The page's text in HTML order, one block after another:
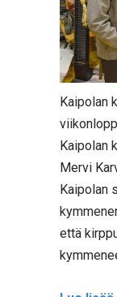
Kaipolan
Kaipolan
Mervi
Kaipolan
että